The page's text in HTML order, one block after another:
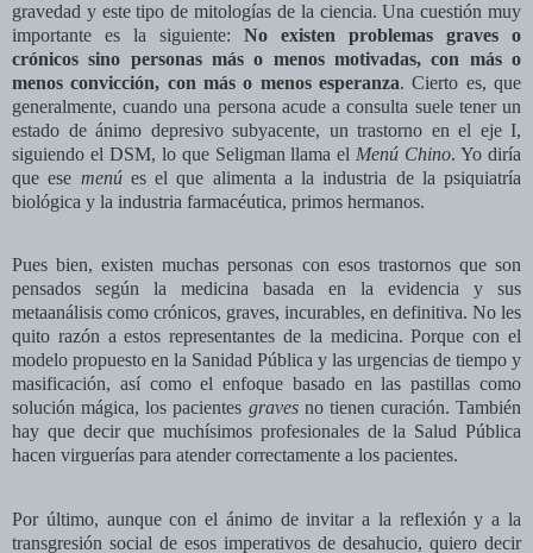
gravedad y este tipo de mitologías de la ciencia. Una cuestión muy
importante es la siguiente: No existen problemas graves o
crónicos sino personas más o menos motivadas, con más o
menos convicción, con más o menos esperanza. Cierto es, que
generalmente, cuando una persona acude a consulta suele tener un
estado de ánimo depresivo subyacente, un trastorno en el eje I,
siguiendo el DSM, lo que Seligman llama el Menú Chino. Yo diría
que ese menúes el que alimenta a la industria de la psiquiatría
biológica y la industria farmacéutica, primos hermanos.
Pues bien, existen muchas personas con esos trastornos que son
pensados según la medicina basada en la evidencia y sus
metaanálisis como crónicos, graves, incurables, en definitiva. No les
quito razón a estos representantes de la medicina. Porque con el
modelo propuesto en la Sanidad Pública y las urgencias de tiempo y
masificación, así como el enfoque basado en las pastillas como
solución mágica, los pacientes gravesno tienen curación. También
hay que decir que muchísimos profesionales de la Salud Pública
hacen virguerías para atender correctamente a los pacientes.
Por último, aunque con el ánimo de invitar a la reflexión y a la
transgresión social de esos imperativos de desahucio, quiero decir